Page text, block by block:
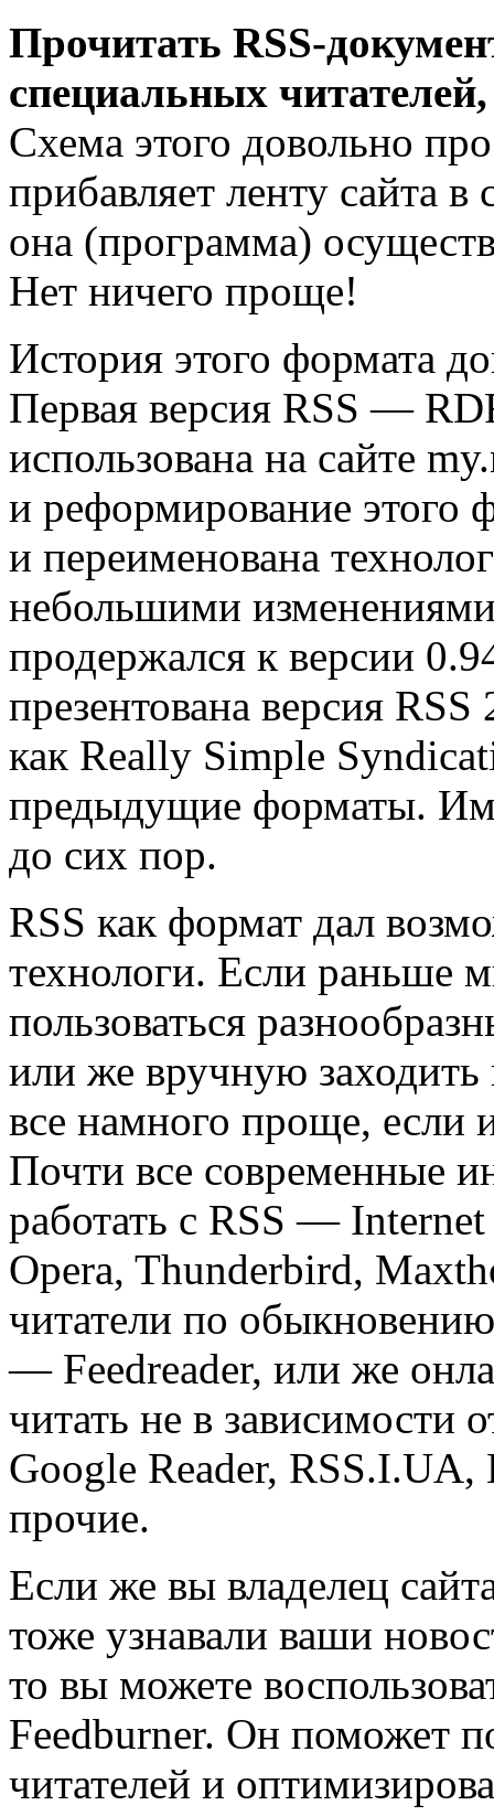
Прочитать RSS-
специальных
Схема этого довольно
прибавляет ленту сайта
она (программа)
Нет ничего проще!
История этого формата
Первая версия RSS —
использована на сайте
и реформирование этого
и переименована
небольшими
продержался к версии
презентована версия
как Really Sіmple
предыдущие форматы.
до сих пор.
RSS как формат дал
технологи. Если раньше
пользоваться
или же вручную заходить
все намного проще, если
Почти все современные
работать с RSS —
Opera, Thunderbіrd,
читатели по
— Feedreader, или же
читать не в зависимости
Google Reader,
прочие.
Если же вы владелец
тоже узнавали ваши
то вы можете
Feedburner. Он поможет
читателей и